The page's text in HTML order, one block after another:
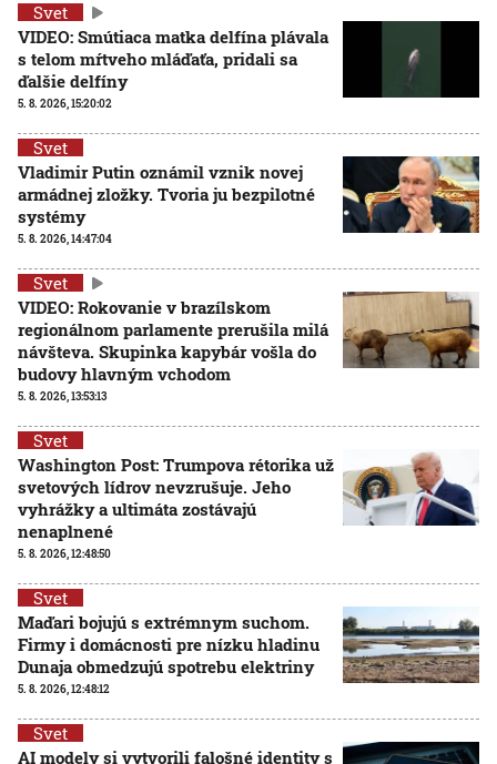
Svet
VIDEO: Smútiaca matka delfína plávala
s telom mŕtveho mláďaťa, pridali sa
ďalšie delfíny
5. 8. 2026, 15:20:02
Svet
Vladimir Putin oznámil vznik novej
armádnej zložky. Tvoria ju bezpilotné
systémy
5. 8. 2026, 14:47:04
Svet
VIDEO: Rokovanie v brazílskom
regionálnom parlamente prerušila milá
návšteva. Skupinka kapybár vošla do
budovy hlavným vchodom
5. 8. 2026, 13:53:13
Svet
Washington Post: Trumpova rétorika už
svetových lídrov nevzrušuje. Jeho
vyhrážky a ultimáta zostávajú
nenaplnené
5. 8. 2026, 12:48:50
Svet
Maďari bojujú s extrémnym suchom.
Firmy i domácnosti pre nízku hladinu
Dunaja obmedzujú spotrebu elektriny
5. 8. 2026, 12:48:12
Svet
AI modely si vytvorili falošné identity s